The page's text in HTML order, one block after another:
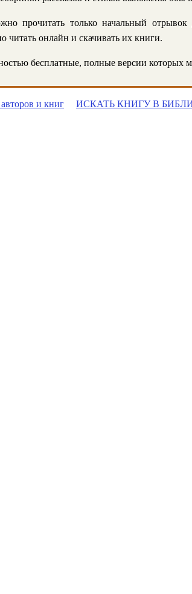
прочитать только начальный отрывок
читать онлайн и скачивать их книги.
бесплатные, полные версии которых
и книг ИСКАТЬ КНИГУ В